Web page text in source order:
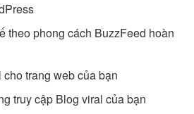
theo phong cách BuzzFeed hoàn
trang web của bạn
truy cập Blog viral của bạn